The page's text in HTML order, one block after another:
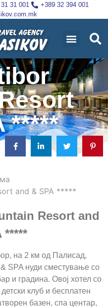
31 001
+389 32 394 001
*****
and & SPA *****
Resort and
*****
на 2 км од Палисад,
SPA нуди сместување со
и градина. Овој хотел со
клуб и бесплатен
базен, спа центар,